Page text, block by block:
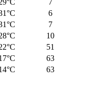
6
7
10
51
63
63